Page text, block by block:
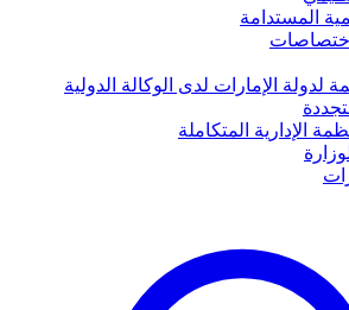
المستدامة
لدولة الإمارات لدى الوكالة الدولية
الإدارية المتكاملة